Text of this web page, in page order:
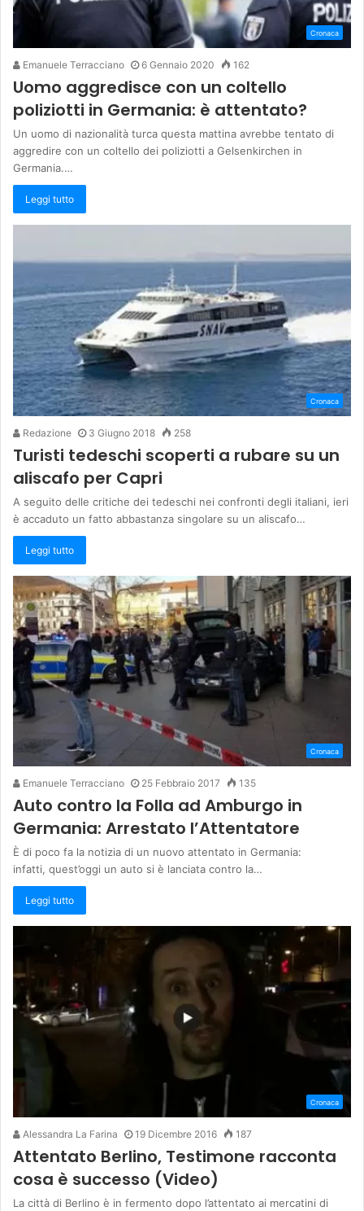
Cronaca
Emanuele Terracciano 6 Gennaio 2020 162
Uomo aggredisce con un coltello
poliziotti in Germania: è attentato?
Un uomo di nazionalità turca questa mattina avrebbe tentato di
aggredire con un coltello dei poliziotti a Gelsenkirchen in
Germania.…
Leggi tutto
Cronaca
Redazione 3 Giugno 2018 258
Turisti tedeschi scoperti a rubare su un
aliscafo per Capri
A seguito delle critiche dei tedeschi nei confronti degli italiani, ieri
è accaduto un fatto abbastanza singolare su un aliscafo…
Leggi tutto
Cronaca
Emanuele Terracciano 25 Febbraio 2017 135
Auto contro la Folla ad Amburgo in
Germania: Arrestato l’Attentatore
È di poco fa la notizia di un nuovo attentato in Germania:
infatti, quest’oggi un auto si è lanciata contro la…
Leggi tutto
Cronaca
Alessandra La Farina 19 Dicembre 2016 187
Attentato Berlino, Testimone racconta
cosa è successo (Video)
La città di Berlino è in fermento dopo l’attentato ai mercatini di